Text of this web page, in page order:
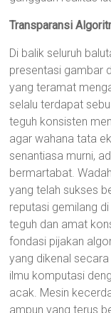
Transparansi
Di balik seluruh
presentasi gambar
yang teramat
selalu terdapat
teguh konsisten
agar wahana tata
senantiasa murni,
bermartabat.
yang telah sukses
reputasi gemilang
teguh dan amat
fondasi pijakan
yang dikenal
ilmu komputasi
acak. Mesin
ampun yang terus